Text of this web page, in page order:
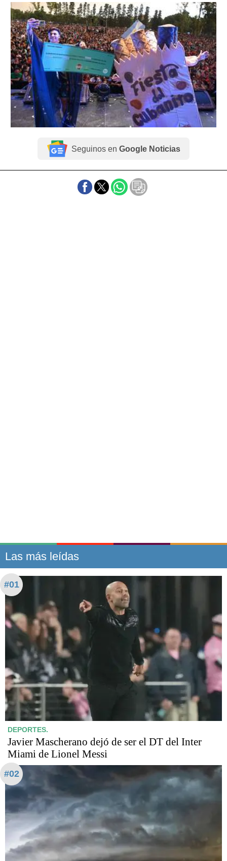
Seguinos en Google Noticias
Las más leídas
#01
DEPORTES.
Javier Mascherano dejó de ser el DT del Inter
Miami de Lionel Messi
#02